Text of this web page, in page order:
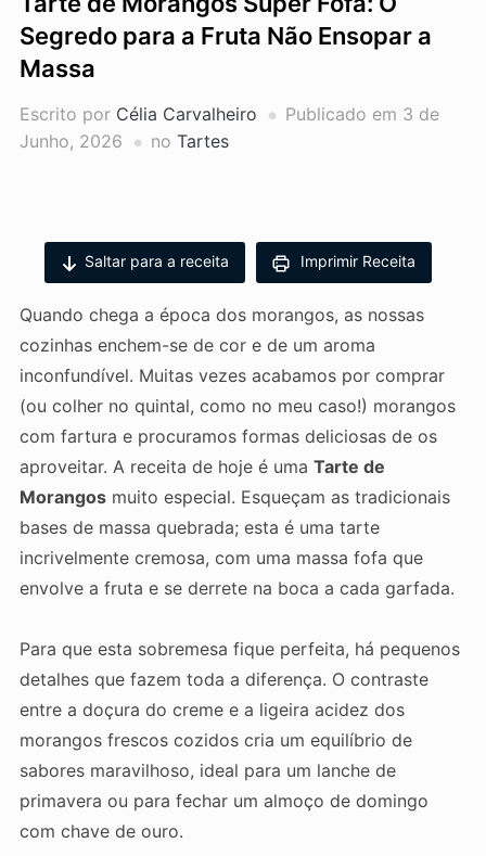
Segredo para a Fruta Não Ensopar a
Massa
Escrito por Célia Carvalheiro Publicado em 3 de
Junho, 2026
no Tartes
Saltar para a receita Imprimir Receita
Quando chega a época dos morangos, as nossas
cozinhas enchem-se de cor e de um aroma
inconfundível. Muitas vezes acabamos por comprar
(ou colher no quintal, como no meu caso!) morangos
com fartura e procuramos formas deliciosas de os
aproveitar. A receita de hoje é uma Tarte de
Morangosmuito especial. Esqueçam as tradicionais
bases de massa quebrada; esta é uma tarte
incrivelmente cremosa, com uma massa fofa que
envolve a fruta e se derrete na boca a cada garfada.
Para que esta sobremesa fique perfeita, há pequenos
detalhes que fazem toda a diferença. O contraste
entre a doçura do creme e a ligeira acidez dos
morangos frescos cozidos cria um equilíbrio de
sabores maravilhoso, ideal para um lanche de
primavera ou para fechar um almoço de domingo
com chave de ouro.